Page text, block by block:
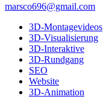
marsco696@gmail.com
3D-Montagevideos
3D-Visualisierung
3D-Interaktive
3D-Rundgang
SEO
Website
3D-Animation